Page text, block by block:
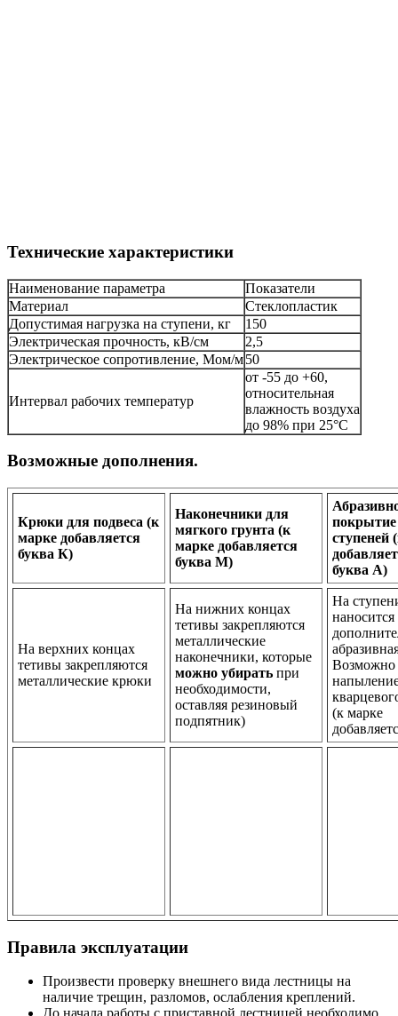
Технические характеристики
Наименование параметра
Показатели
Материал
Стеклопластик
Допустимая нагрузка на ступени, кг
150
Электрическая прочность, кВ/см
2,5
Электрическое сопротивление, Мом/м50
Интервал рабочих температур
от -55 до +60,
относительная
влажность воздуха
до 98% при 25°С
Возможные дополнения.
Крюки для подвеса (к
марке добавляется
буква К)
Наконечники для
мягкого грунта (к
марке добавляется
буква М)
покрытие
ступеней
буква А)
На верхних концах
тетивы закрепляются
металлические крюки
На нижних концах
тетивы закрепляются
металлические
наконечники, которые
можно убирать при
необходимости,
оставляя резиновый
подпятник)
На
наносится
Возможно
(к марке
Правила эксплуатации
Произвести проверку внешнего вида лестницы на
наличие трещин, разломов, ослабления креплений.